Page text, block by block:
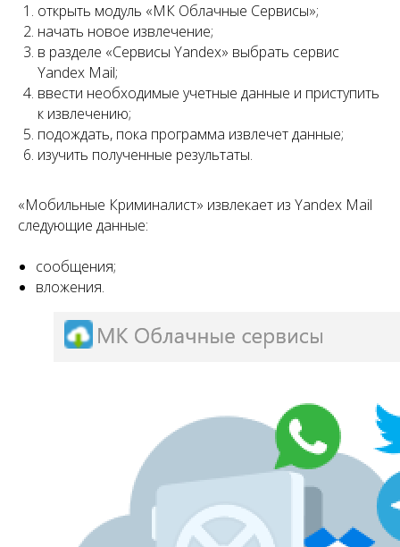
открыть модуль «МК Облачные Сервисы»;
начать новое извлечение;
в разделе «Сервисы Yandex» выбрать сервис
Yandex Mail;
ввести необходимые учетные данные и приступить
к извлечению;
подождать, пока программа извлечет данные;
изучить полученные результаты.
«Мобильные Криминалист» извлекает из Yandex Mail
следующие данные:
сообщения;
вложения.